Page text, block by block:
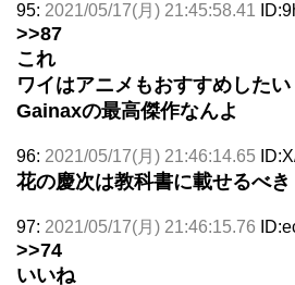
95: 2021/05/17(月) 21:45:58.41
>>87
これ
ワイはアニメもおすすめしたい
Gainaxの最高傑作なんよ
96: 2021/05/17(月) 21:46:14.65
花の慶次は教科書に載せるべき
97: 2021/05/17(月) 21:46:15.76
>>74
いいね